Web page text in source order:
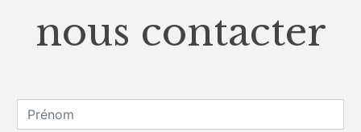
nous contacter